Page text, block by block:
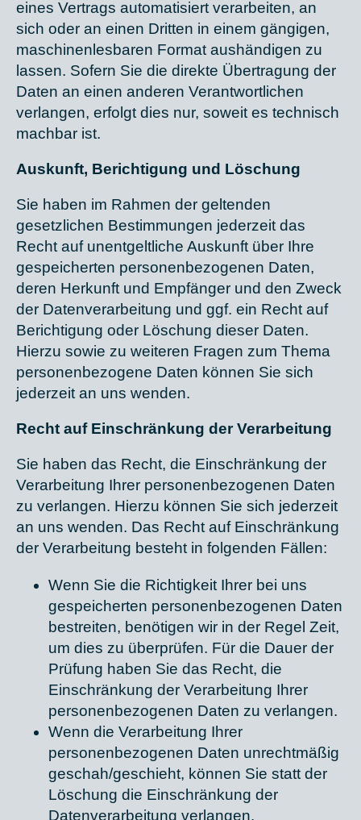
eines Vertrags automatisiert verarbeiten, an
sich oder an einen Dritten in einem gängigen,
maschinenlesbaren Format aushändigen zu
lassen. Sofern Sie die direkte Übertragung der
Daten an einen anderen Verantwortlichen
verlangen, erfolgt dies nur, soweit es technisch
machbar ist.
Auskunft, Berichtigung und Löschung
Sie haben im Rahmen der geltenden
gesetzlichen Bestimmungen jederzeit das
Recht auf unentgeltliche Auskunft über Ihre
gespeicherten personenbezogenen Daten,
deren Herkunft und Empfänger und den Zweck
der Datenverarbeitung und ggf. ein Recht auf
Berichtigung oder Löschung dieser Daten.
Hierzu sowie zu weiteren Fragen zum Thema
personenbezogene Daten können Sie sich
jederzeit an uns wenden.
Recht auf Einschränkung der Verarbeitung
Sie haben das Recht, die Einschränkung der
Verarbeitung Ihrer personenbezogenen Daten
zu verlangen. Hierzu können Sie sich jederzeit
an uns wenden. Das Recht auf Einschränkung
der Verarbeitung besteht in folgenden Fällen:
Wenn Sie die Richtigkeit Ihrer bei uns
gespeicherten personenbezogenen Daten
bestreiten, benötigen wir in der Regel Zeit,
um dies zu überprüfen. Für die Dauer der
Prüfung haben Sie das Recht, die
Einschränkung der Verarbeitung Ihrer
personenbezogenen Daten zu verlangen.
Wenn die Verarbeitung Ihrer
personenbezogenen Daten unrechtmäßig
geschah/geschieht, können Sie statt der
Löschung die Einschränkung der
Datenverarbeitung verlangen.